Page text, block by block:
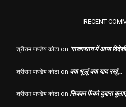
RECENT
श्रीराम पाण्डेय कोटा on ‘राजस्थान में आया
श्रीराम पाण्डेय कोटा on क्या भूलूं क्या याद रखूं…
श्रीराम पाण्डेय कोटा on सिक्का फेंको दुबारा